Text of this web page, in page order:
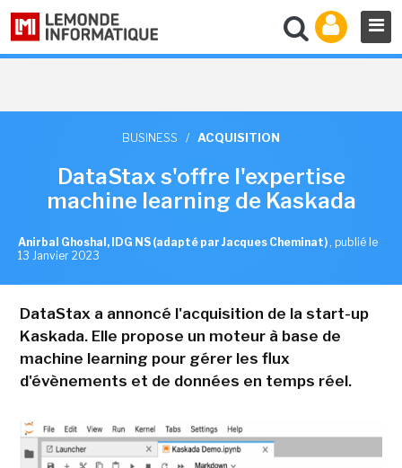
BUSINESS / ACQUISITION
DataStax s'offre l'expertise
machine learning de Kaskada
Anirbal Ghoshal, IDG NS (adapté par Jacques Cheminat) , publié le
13 Janvier 2023
DataStax a annoncé l'acquisition de la start-up
Kaskada. Elle propose un moteur à base de
machine learning pour gérer les flux
d'évènements et de données en temps réel.